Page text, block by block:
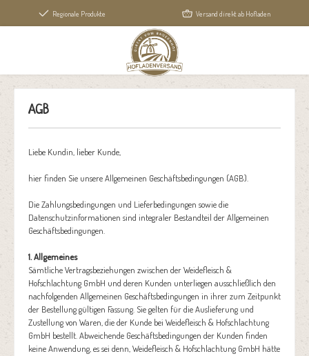
springen Regionale Produkte Versand direkt ab Hofladen
AGB
Liebe Kundin, lieber Kunde,
hier finden Sie unsere Allgemeinen Geschäftsbedingungen (AGB).
Die Zahlungsbedingungen und Lieferbedingungen sowie die
Datenschutzinformationen sind integraler Bestandteil der Allgemeinen
Geschäftsbedingungen.
1. Allgemeines
Sämtliche Vertragsbeziehungen zwischen der Weidefleisch &
Hofschlachtung GmbH und deren Kunden unterliegen ausschließlich den
nachfolgenden Allgemeinen Geschäftsbedingungen in ihrer zum Zeitpunkt
der Bestellung gültigen Fassung. Sie gelten für die Auslieferung und
Zustellung von Waren, die der Kunde bei Weidefleisch & Hofschlachtung
GmbH bestellt. Abweichende Geschäftsbedingungen der Kunden finden
keine Anwendung, es sei denn, Weidefleisch & Hofschlachtung GmbH hätte